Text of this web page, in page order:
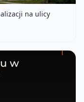
na ulicy